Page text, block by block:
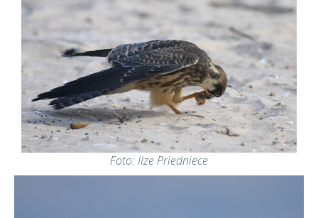
Foto: Ilze Priedniece